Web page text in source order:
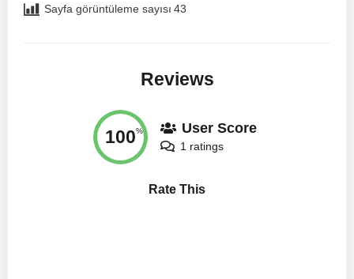
Sayfa görüntüleme sayısı 43
Reviews
100% User Score
1 ratings
Rate This